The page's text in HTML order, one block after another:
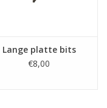
Lange platte bits
€8,00